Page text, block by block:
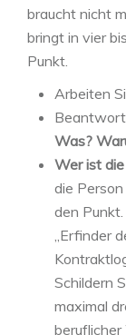
braucht nicht
bringt in vier
Punkt.
Arbeiten
Was?
Wer ist
die
den Punkt.
„Erfinder
Schildern
maximal
beruflicher